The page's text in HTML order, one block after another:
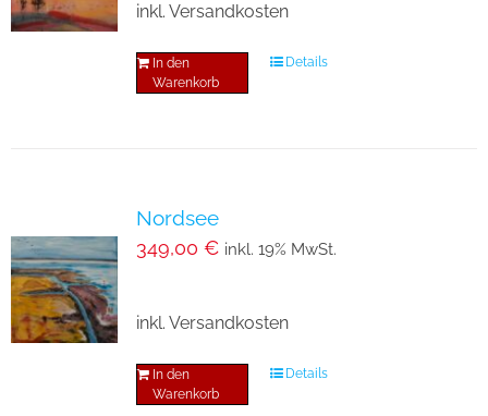
inkl. Versandkosten
In den
Warenkorb
Details
Nordsee
349,00 € inkl. 19% MwSt.
inkl. Versandkosten
In den
Warenkorb
Details